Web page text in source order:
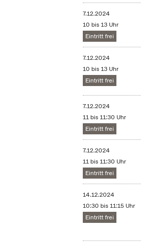
7.12.2024
10 bis 13 Uhr
Eintritt frei
7.12.2024
10 bis 13 Uhr
Eintritt frei
7.12.2024
11 bis 11:30 Uhr
Eintritt frei
7.12.2024
11 bis 11:30 Uhr
Eintritt frei
14.12.2024
10:30 bis 11:15 Uhr
Eintritt frei